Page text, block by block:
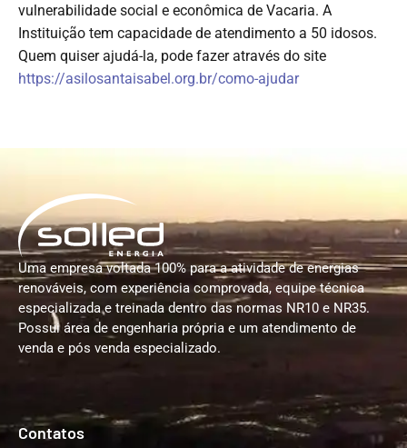
vulnerabilidade social e econômica de Vacaria. A
Instituição tem capacidade de atendimento a 50 idosos.
Quem quiser ajudá-la, pode fazer através do site
https://asilosantaisabel.org.br/como-ajudar
Uma empresa voltada 100% para a atividade de energias
renováveis, com experiência comprovada, equipe técnica
especializada e treinada dentro das normas NR10 e NR35.
Possui área de engenharia própria e um atendimento de
venda e pós venda especializado.
Contatos